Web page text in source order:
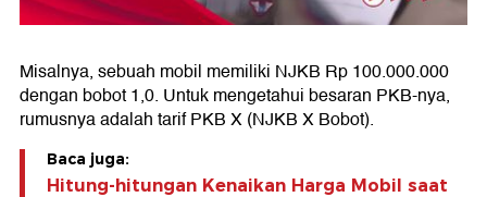
Misalnya, sebuah mobil memiliki NJKB Rp 100.000.000
dengan bobot 1,0. Untuk mengetahui besaran PKB-nya,
rumusnya adalah tarif PKB X (NJKB X Bobot).
Baca juga:
Hitung-hitungan Kenaikan Harga Mobil saat